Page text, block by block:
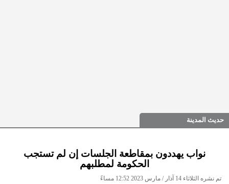
حديث المدينة
نواب يهددون بمقاطعة الجلسات إن لم تستجب
الحكومة لمطلبهم
تم نشره الثلاثاء 14 آذار / مارس 2023 12:52 مساءً